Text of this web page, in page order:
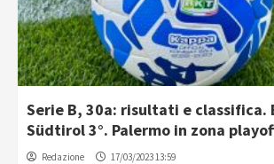
Serie B, 30a: risultati e classifica.
Südtirol 3°. Palermo in zona
Redazione 17/03/2023 13:59